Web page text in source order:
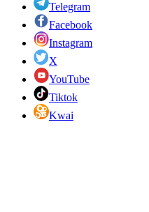
Telegram
Facebook
Instagram
X
YouTube
Tiktok
Kwai